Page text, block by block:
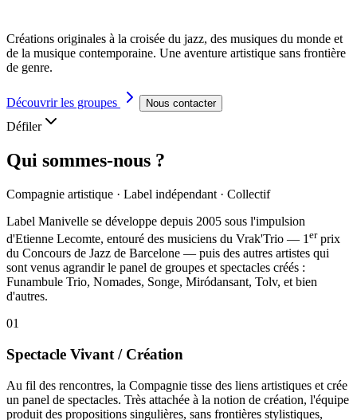
Créations originales à la croisée du jazz, des musiques du monde et
de la musique contemporaine. Une aventure artistique sans frontière
de genre.
Découvrir les groupes Nous contacter
Défiler
Qui sommes-nous ?
Compagnie artistique · Label indépendant · Collectif
Label Manivelle se développe depuis 2005 sous l'impulsion
d'Etienne Lecomte, entouré des musiciens du Vrak'Trio — 1 erprix
du Concours de Jazz de Barcelone — puis des autres artistes qui
sont venus agrandir le panel de groupes et spectacles créés :
Funambule Trio, Nomades, Songe, Miródansant, Tolv, et bien
d'autres.
01
Spectacle Vivant / Création
Au fil des rencontres, la Compagnie tisse des liens artistiques et crée
un panel de spectacles. Très attachée à la notion de création, l'équipe
produit des propositions singulières, sans frontières stylistiques,